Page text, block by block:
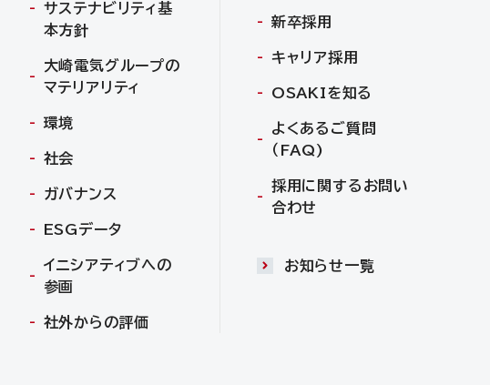
サステナビリティ基
本方針
大崎電気グループの
マテリアリティ
環境
社会
ガバナンス
ESGデータ
イニシアティブへの
参画
社外からの評価
新卒採用
キャリア採用
OSAKIを知る
よくあるご質問
（FAQ)
採用に関するお問い
合わせ
お知らせ一覧